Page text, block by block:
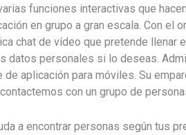
funciones interactivas que
en grupo a gran escala. Con el
chat de vídeo que pretende llenar
datos personales si lo deseas.
aplicación para móviles. Su
con un grupo de
a encontrar personas según tus